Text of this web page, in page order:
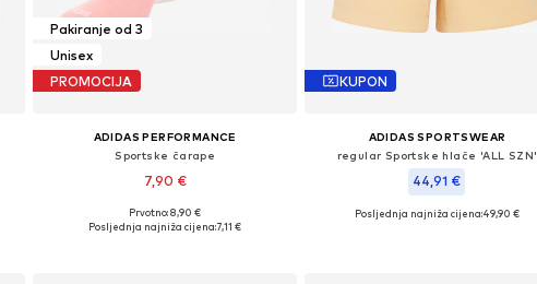
Pakiranje od 3
Unisex
PROMOCIJA
ADIDAS PERFORMANCE
Sportske čarape
7,90 €
Dostupno u više veličina
Prvotno: 8,90 €
Posljednja najniža cijena:7,11 €
KUPON
ADIDAS SPORTSWEAR
regular Sportske hlače 'ALL SZN'
44,91 €
Dostupne veličine: XS
Posljednja najniža cijena:49,90 €